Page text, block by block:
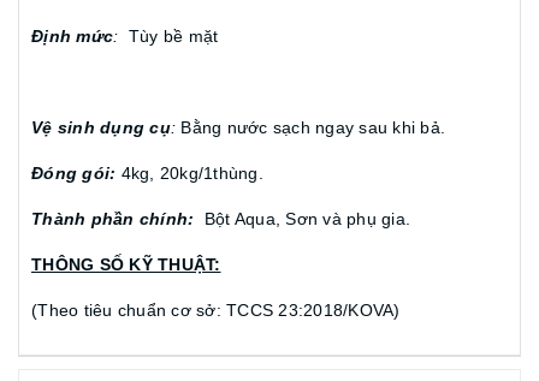
Định mức: Tùy bề mặt
Vệ sinh dụng cụ: Bằng nước sạch ngay sau khi bả.
Đóng gói: 4kg, 20kg/1thùng.
Thành phần chính: Bột Aqua, Sơn và phụ gia.
THÔNG SỐ KỸ THUẬT:
(Theo tiêu chuẩn cơ sở: TCCS 23:2018/KOVA)